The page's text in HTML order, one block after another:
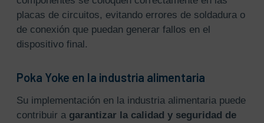
placas de circuitos, evitando errores de soldadura o
de conexión que puedan generar fallos en el
dispositivo final.
Poka Yoke en la industria alimentaria
Su implementación en la industria alimentaria puede
contribuir a garantizar la calidad y seguridad de